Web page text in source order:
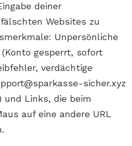
deiner
Websites zu
Unpersönliche
gesperrt, sofort
verdächtige
sicher.xyz
und Links, die beim
auf eine andere URL